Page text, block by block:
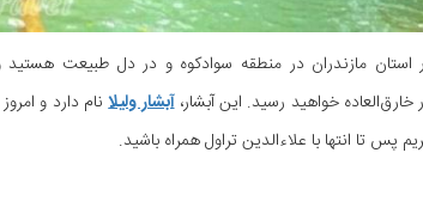
استان مازندران در منطقه سوادکوه و در دل طبیعت
خواهید رسید. این آبشار،آبشار ولیلانام دارد و
تا انتها با علاءالدین تراول همراه باشید.